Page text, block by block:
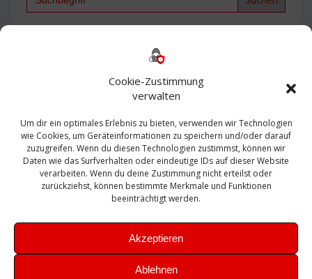
Cookie-Zustimmung
verwalten
Um dir ein optimales Erlebnis zu bieten, verwenden wir Technologien
wie Cookies, um Geräteinformationen zu speichern und/oder darauf
zuzugreifen. Wenn du diesen Technologien zustimmst, können wir
Daten wie das Surfverhalten oder eindeutige IDs auf dieser Website
verarbeiten. Wenn du deine Zustimmung nicht erteilst oder
zurückziehst, können bestimmte Merkmale und Funktionen
beeinträchtigt werden.
Akzeptieren
Ablehnen
Bautagebuch
Exchange firewall Fritzbox
Microsoft
Sanierung SBS Security Server Sicherheit
Sicherung SIEM Sophos SSL Ubuntu
Update Upgrade UTM VCenter VCSA Veeam
VMWare VPN WAZUH Windows
Zertifikat